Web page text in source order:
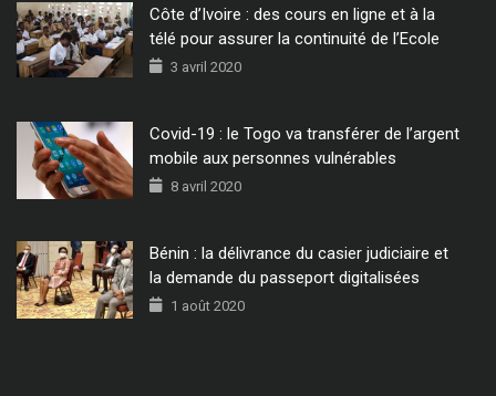
Côte d’Ivoire : des cours en ligne et à la
télé pour assurer la continuité de l’Ecole
3 avril 2020
Covid-19 : le Togo va transférer de l’argent
mobile aux personnes vulnérables
8 avril 2020
Bénin : la délivrance du casier judiciaire et
la demande du passeport digitalisées
1 août 2020